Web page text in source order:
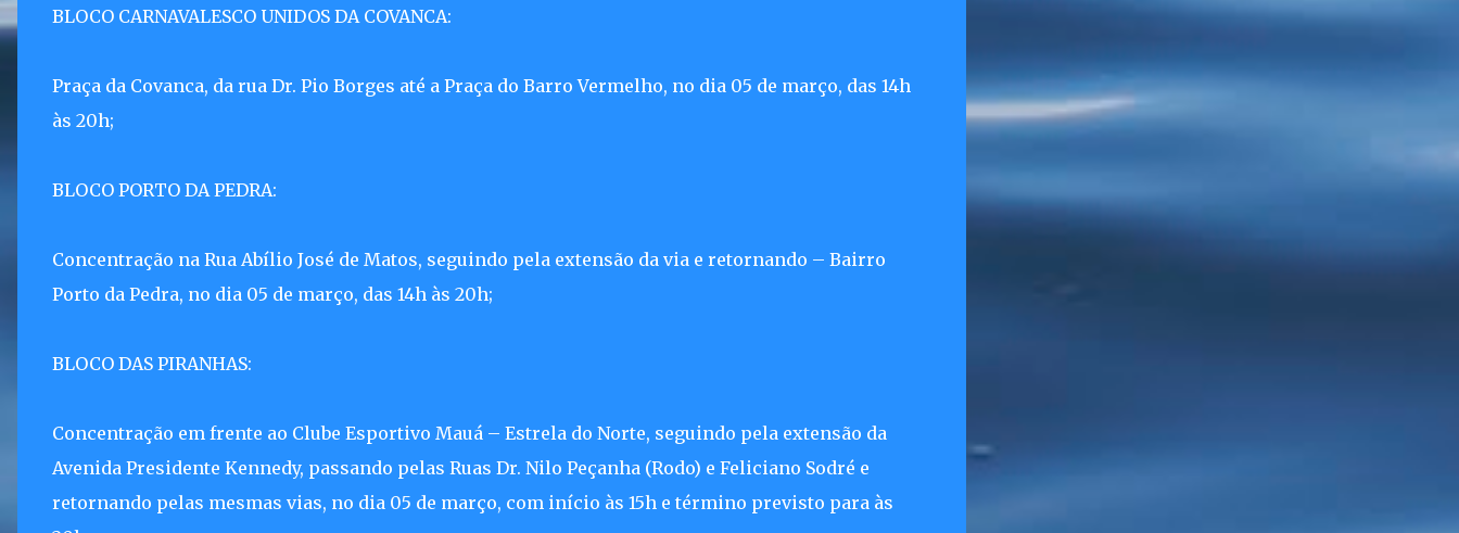
BLOCO CARNAVALESCO UNIDOS DA COVANCA:
Praça da Covanca, da rua Dr. Pio Borges até a Praça do Barro Vermelho, no dia 05 de março, das 14h
às 20h;
BLOCO PORTO DA PEDRA:
Concentração na Rua Abílio José de Matos, seguindo pela extensão da via e retornando – Bairro
Porto da Pedra, no dia 05 de março, das 14h às 20h;
BLOCO DAS PIRANHAS:
Concentração em frente ao Clube Esportivo Mauá – Estrela do Norte, seguindo pela extensão da
Avenida Presidente Kennedy, passando pelas Ruas Dr. Nilo Peçanha (Rodo) e Feliciano Sodré e
retornando pelas mesmas vias, no dia 05 de março, com início às 15h e término previsto para às